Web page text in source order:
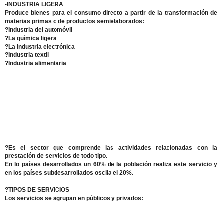
-INDUSTRIA LIGERA
Produce bienes para el consumo directo a partir de la transformación de
materias primas o de productos semielaborados:
?Industria del automóvil
?La química ligera
?La industria electrónica
?Industria textil
?Industria alimentaria
?Es el sector que comprende las actividades relacionadas con la
prestación de servicios de todo tipo.
En lo países desarrollados un 60% de la población realiza este servicio y
en los países subdesarrollados oscila el 20%.
?TIPOS DE SERVICIOS
Los servicios se agrupan en públicos y privados: